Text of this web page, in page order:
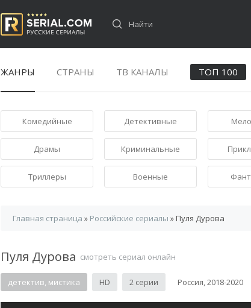
ЖАНРЫ СТРАНЫ ТВ КАНАЛЫ ТОП 100
Комедийные Детективные
Драмы Криминальные
Триллеры Военные
Главная страница » Российские сериалы » Пуля Дурова
Пуля Дурова смотреть сериал онлайн
детектив, мистика HD 2 серии Россия, 2018-2020